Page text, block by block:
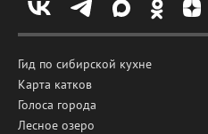
Гид по сибирской кухне
Карта катков
Голоса города
Лесное озеро